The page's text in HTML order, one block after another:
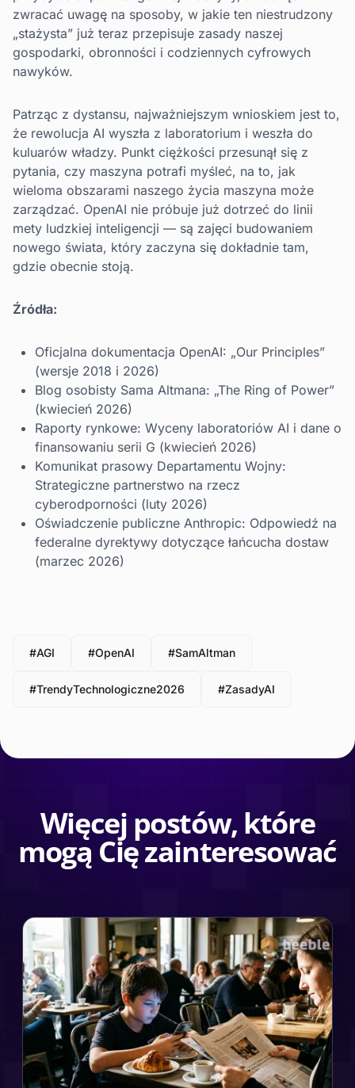
zwracać uwagę na sposoby, w jakie ten niestrudzony
„stażysta” już teraz przepisuje zasady naszej
gospodarki, obronności i codziennych cyfrowych
nawyków.
Patrząc z dystansu, najważniejszym wnioskiem jest to,
że rewolucja AI wyszła z laboratorium i weszła do
kuluarów władzy. Punkt ciężkości przesunął się z
pytania, czy maszyna potrafi myśleć, na to, jak
wieloma obszarami naszego życia maszyna może
zarządzać. OpenAI nie próbuje już dotrzeć do linii
mety ludzkiej inteligencji — są zajęci budowaniem
nowego świata, który zaczyna się dokładnie tam,
gdzie obecnie stoją.
Źródła:
Oficjalna dokumentacja OpenAI: „Our Principles”
(wersje 2018 i 2026)
Blog osobisty Sama Altmana: „The Ring of Power”
(kwiecień 2026)
Raporty rynkowe: Wyceny laboratoriów AI i dane o
finansowaniu serii G (kwiecień 2026)
Komunikat prasowy Departamentu Wojny:
Strategiczne partnerstwo na rzecz
cyberodporności (luty 2026)
Oświadczenie publiczne Anthropic: Odpowiedź na
federalne dyrektywy dotyczące łańcucha dostaw
(marzec 2026)
#AGI #OpenAI #SamAltman
#TrendyTechnologiczne2026 #ZasadyAI
Więcej postów, które
mogą Cię zainteresować